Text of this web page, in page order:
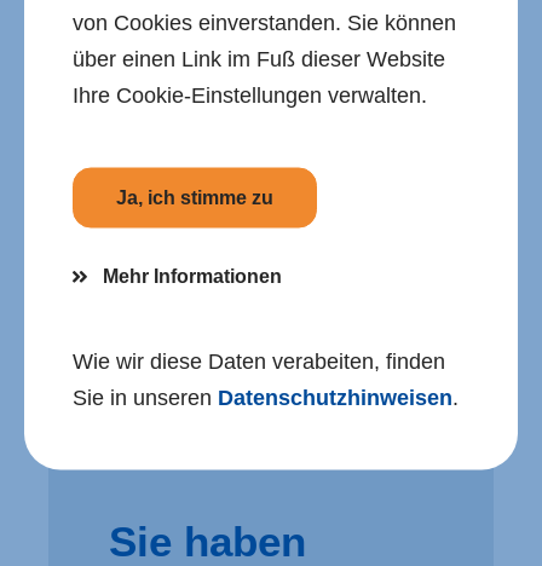
von Cookies einverstanden. Sie können
über einen Link im Fuß dieser Website
Ihre Cookie-Einstellungen verwalten.
Ja, ich stimme zu
Mehr Informationen
Wie wir diese Daten verabeiten, finden
Sie in unseren Datenschutzhinweisen.
Anmeldung für das eCohesion-
Portal als Administrator (PDF
598,81 KB)
Hinweise zum
Datenschutz
Sie haben